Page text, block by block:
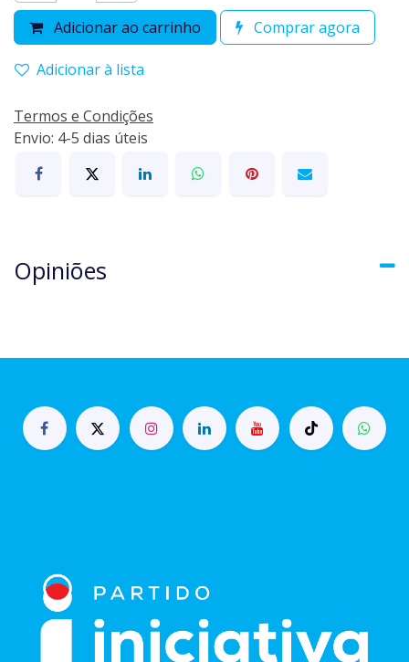
Adicionar ao carrinho Comprar agora
Adicionar à lista
Termos e Condições
Envio: 4-5 dias úteis
Opiniões